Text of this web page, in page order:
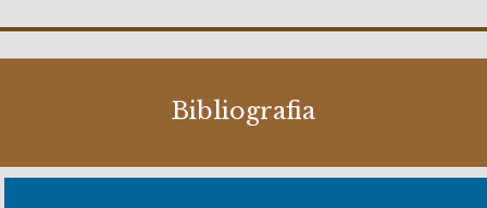
Bibliografia